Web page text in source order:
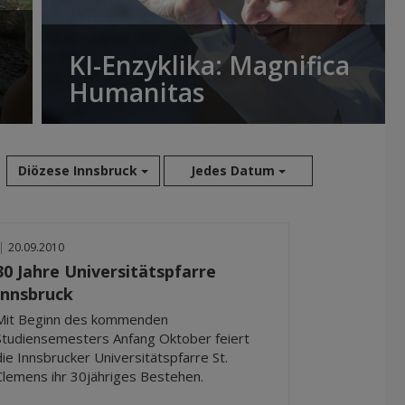
KI-Enzyklika: Magnifica
Humanitas
Diözese Innsbruck Jedes Datum
Jun 2026
Mär 2026
Feb 2026
20.09.2010
Jahre Universitätspfarre
Beginn des kommenden
Anfang Oktober feiert
Innsbrucker Universitätspfarre St.
ihr 30jähriges Bestehen.